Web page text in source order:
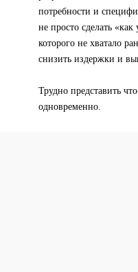
потребности и
не просто сделать
которого не хватало
снизить издержки и
Трудно представить
одновременно.